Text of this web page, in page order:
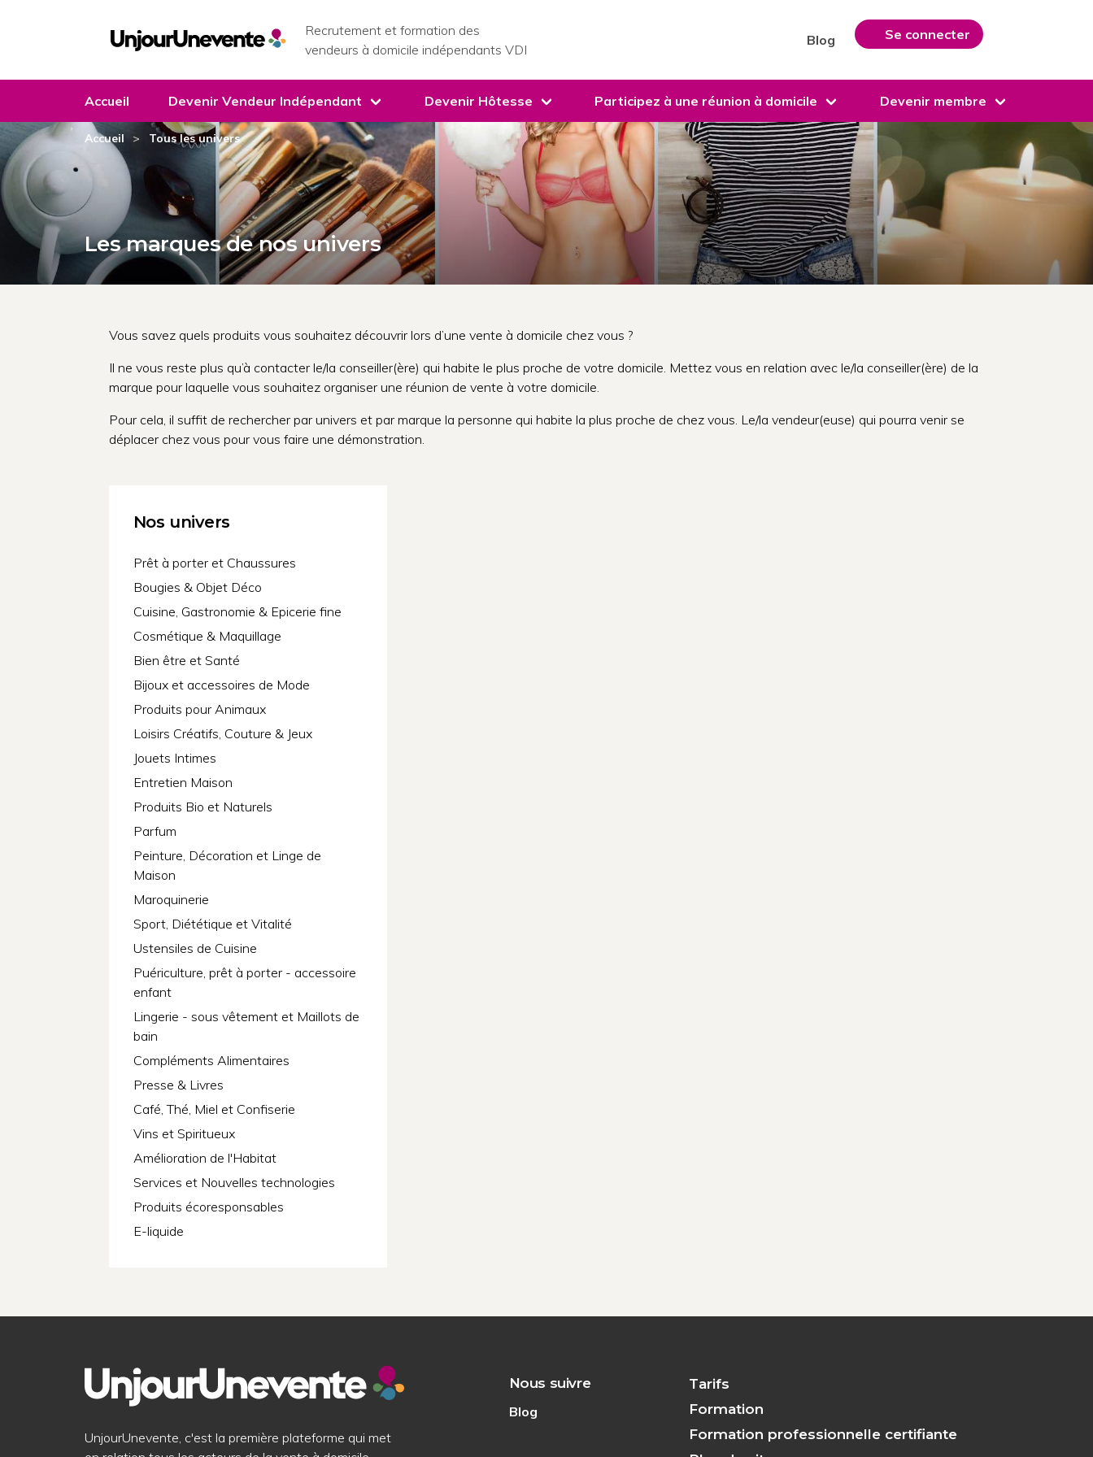
Recrutement et formation des
vendeurs à domicile indépendants VDI
Blog Se connecter
Accueil Devenir Vendeur Indépendant Devenir Hôtesse Participez à une réunion à domicile Devenir membre
Accueil Tous les univers
Les marques de nos univers
Vous savez quels produits vous souhaitez découvrir lors d’une vente à domicile chez vous ?
Il ne vous reste plus qu’à contacter le/la conseiller(ère) qui habite le plus proche de votre domicile. Mettez vous en relation avec le/la conseiller(ère) de la
marque pour laquelle vous souhaitez organiser une réunion de vente à votre domicile.
Pour cela, il suffit de rechercher par univers et par marque la personne qui habite la plus proche de chez vous. Le/la vendeur(euse) qui pourra venir se
déplacer chez vous pour vous faire une démonstration.
Nos univers
Prêt à porter et Chaussures
Bougies & Objet Déco
Cuisine, Gastronomie & Epicerie fine
Cosmétique & Maquillage
Bien être et Santé
Bijoux et accessoires de Mode
Produits pour Animaux
Loisirs Créatifs, Couture & Jeux
Jouets Intimes
Entretien Maison
Produits Bio et Naturels
Parfum
Peinture, Décoration et Linge de
Maison
Maroquinerie
Sport, Diététique et Vitalité
Ustensiles de Cuisine
Puériculture, prêt à porter - accessoire
enfant
Lingerie - sous vêtement et Maillots de
bain
Compléments Alimentaires
Presse & Livres
Café, Thé, Miel et Confiserie
Vins et Spiritueux
Amélioration de l'Habitat
Services et Nouvelles technologies
Produits écoresponsables
E-liquide
UnjourUnevente, c'est la première plateforme qui met
Nous suivre
Blog
Tarifs
Formation
Formation professionnelle certifiante